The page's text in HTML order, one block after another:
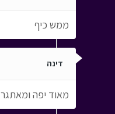
ממש כיף
דינה
מאוד יפה ומאתגר